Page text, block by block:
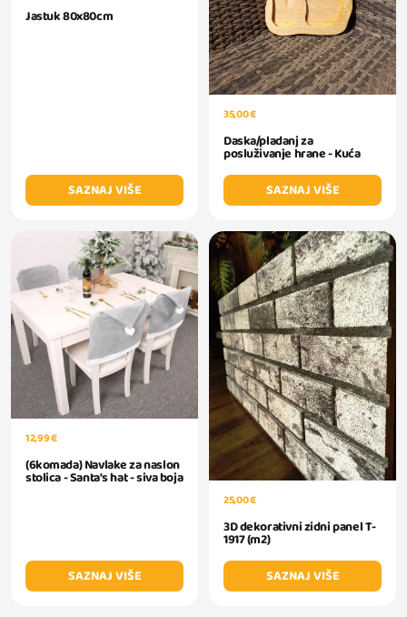
Jastuk 80x80cm
SAZNAJ VIŠE
35,00 €
Daska/pladanj za
posluživanje hrane - Kuća
SAZNAJ VIŠE
12,99 €
(6komada) Navlake za naslon
stolica - Santa's hat - siva boja
SAZNAJ VIŠE
25,00 €
3D dekorativni zidni panel T-
1917 (m2)
SAZNAJ VIŠE